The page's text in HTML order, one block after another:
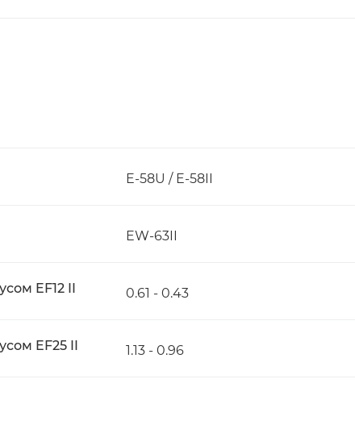
E-58U / E-58II
EW-63II
EF12 II 0.61 - 0.43
EF25 II 1.13 - 0.96